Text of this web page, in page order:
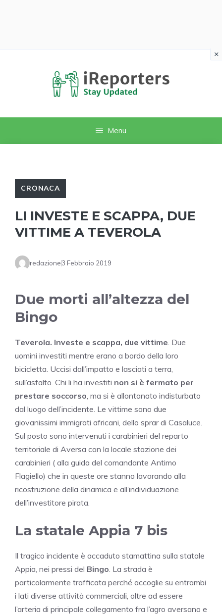
Menu
CRONACA
LI INVESTE E SCAPPA, DUE
VITTIME A TEVEROLA
redazione3 Febbraio 2019
Due morti all’altezza del
Bingo
Teverola. Investe e scappa, due vittime. Due
uomini investiti mentre erano a bordo della loro
bicicletta. Uccisi dall’impatto e lasciati a terra,
sull’asfalto. Chi li ha investiti non si è fermato per
prestare soccorso, ma si è allontanato indisturbato
dal luogo dell’incidente. Le vittime sono due
giovanissimi immigrati africani, dello sprar di Casaluce.
Sul posto sono intervenuti i carabinieri del reparto
territoriale di Aversa con la locale stazione dei
carabinieri ( alla guida del comandante Antimo
Flagiello) che in queste ore stanno lavorando alla
ricostruzione della dinamica e all’individuazione
dell’investitore pirata.
La statale Appia 7 bis
Il tragico incidente è accaduto stamattina sulla statale
Appia, nei pressi del Bingo. La strada è
particolarmente trafficata perché accoglie su entrambi
i lati diverse attività commerciali, oltre ad essere
l’arteria di principale collegamento fra l’agro aversano e
×